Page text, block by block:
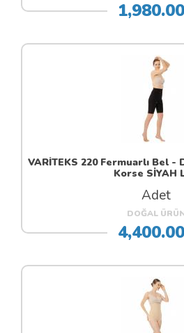
VARİTEKS 220 Fermuarlı Bel
Korse SİYAH
Adet
DOĞAL